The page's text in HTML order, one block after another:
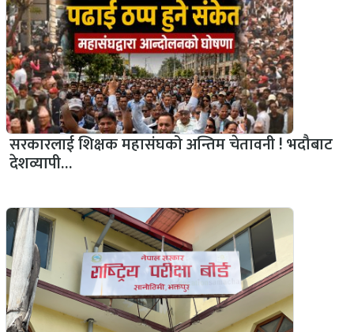
सरकारलाई शिक्षक महासंघको अन्तिम चेतावनी ! भदौबाट
देशव्यापी…